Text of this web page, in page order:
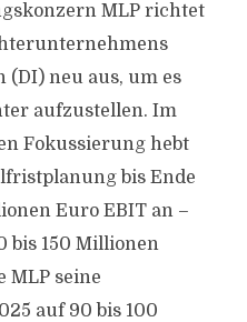
MLP richtet
neu aus, um es
aufzustellen. Im
Fokussierung hebt
bis Ende
Euro EBIT an –
bis 150 Millionen
MLP seine
auf 90 bis 100